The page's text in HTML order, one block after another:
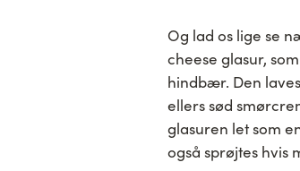
Og lad os lige se
cheese glasur,
hindbær. Den
ellers sød
glasuren let som
også sprøjtes hvis